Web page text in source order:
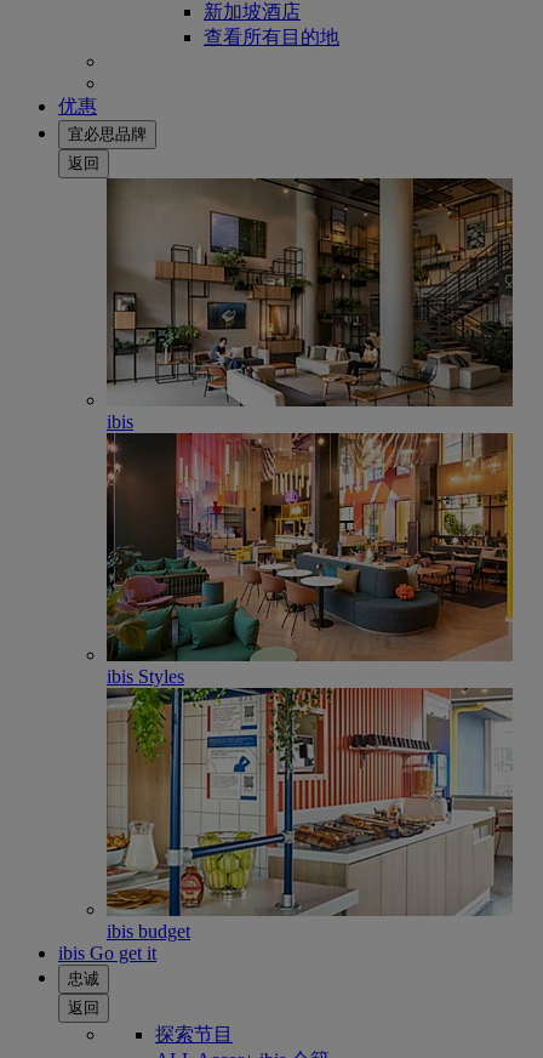
新加坡酒店
查看所有目的地
优惠
宜必思品牌
返回
ibis
ibis Styles
ibis budget
ibis Go get it
忠诚
返回
探索节目